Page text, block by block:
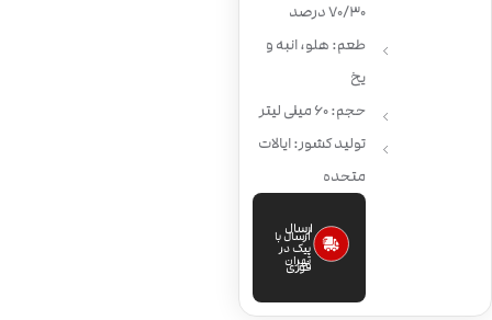
70/30 درصد
طعم: هلو، انبه و
یخ
حجم: 60 میلی لیتر
تولید کشور: ایالات
متحده
ارسال
فوری
ارسال با
پیک در
تهران